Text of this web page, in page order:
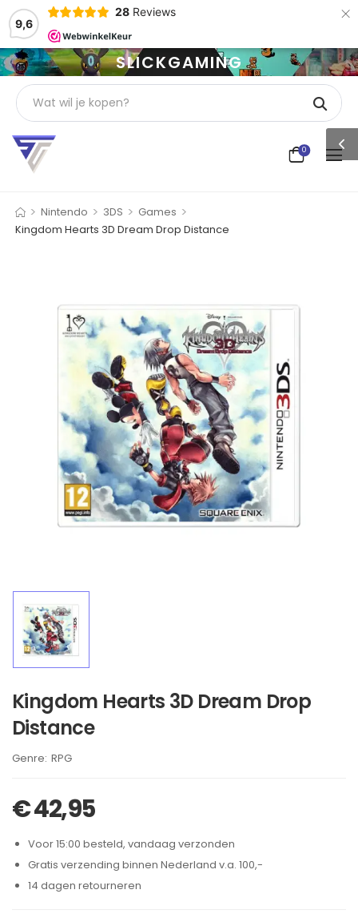
9,6
28 Reviews ×
SLICKGAMING
0
> Nintendo > 3DS > Games >
Kingdom Hearts 3D Dream Drop Distance
Kingdom Hearts 3D Dream Drop
Distance
Brand:
RPG
€42,95
Voor 15:00 besteld, vandaag verzonden
Gratis verzending binnen Nederland v.a. 100,-
14 dagen retourneren